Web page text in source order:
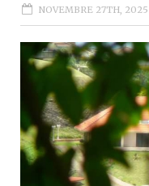
NOVEMBRE 27TH, 2025